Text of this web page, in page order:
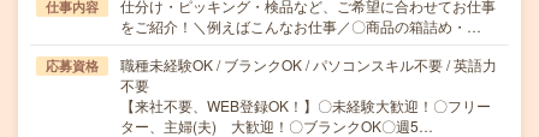
仕事内容
仕分け・ピッキング・検品など、ご希望に合わせてお仕事
をご紹介！＼例えばこんなお仕事／〇商品の箱詰め・…
応募資格
職種未経験OK / ブランクOK / パソコンスキル不要 / 英語力
不要
【来社不要、WEB登録OK！】〇未経験大歓迎！〇フリー
ター、主婦(夫) 大歓迎！〇ブランクOK〇週5…